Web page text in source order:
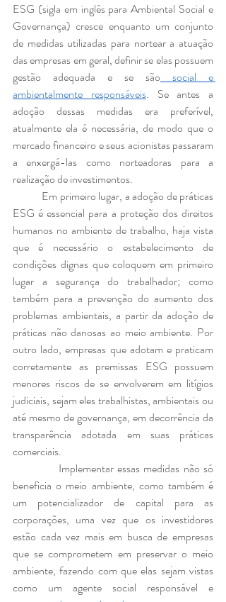
ESG (sigla em inglês para Ambiental Social e
Governança) cresce enquanto um conjunto
de medidas utilizadas para nortear a atuação
das empresas em geral, definir se elas possuem
gestão adequada e se são social e
ambientalmente responsáveis. Se antes a
adoção dessas medidas era preferível,
atualmente ela é necessária, de modo que o
mercado financeiro e seus acionistas passaram
a enxergá-las como norteadoras para a
realização de investimentos.
Em primeiro lugar, a adoção de práticas
ESG é essencial para a proteção dos direitos
humanos no ambiente de trabalho, haja vista
que é necessário o estabelecimento de
condições dignas que coloquem em primeiro
lugar a segurança do trabalhador; como
também para a prevenção do aumento dos
problemas ambientais, a partir da adoção de
práticas não danosas ao meio ambiente. Por
outro lado, empresas que adotam e praticam
corretamente as premissas ESG possuem
menores riscos de se envolverem em litígios
judiciais, sejam eles trabalhistas, ambientais ou
até mesmo de governança, em decorrência da
transparência adotada em suas práticas
comerciais.
Implementar essas medidas não só
beneficia o meio ambiente, como também é
um potencializador de capital para as
corporações, uma vez que os investidores
estão cada vez mais em busca de empresas
que se comprometem em preservar o meio
ambiente, fazendo com que elas sejam vistas